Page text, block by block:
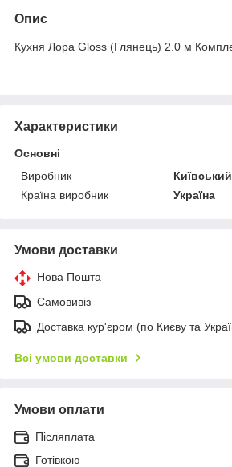
Опис
Кухня Лора Gloss (Глянець) 2.0 м
Характеристики
Основні
Виробник
Країна виробник
Україна
Умови доставки
Нова Пошта
Самовивіз
Доставка кур'єром (по Києву та
Всі умови доставки
Умови оплати
Післяплата
Готівкою